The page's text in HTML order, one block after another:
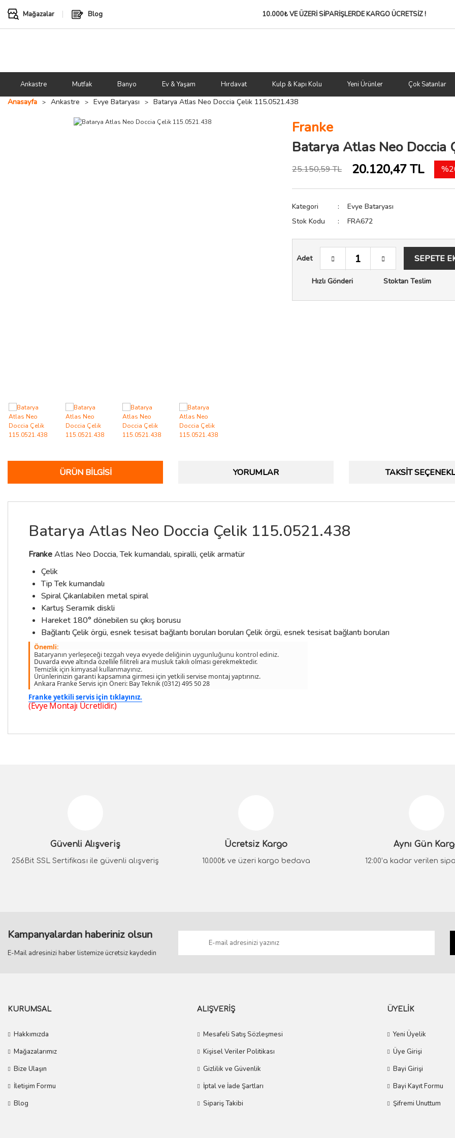
Mağazalar Blog 10.000₺ VE ÜZERİ SİPARİŞLERDEKARGO ÜCRETSİZ !
Ankastre Mutfak Banyo Ev & Yaşam Hırdavat Kulp & Kapı Kolu Yeni Ürünler Çok Satanlar
Anasayfa
Ankastre Evye Bataryası Batarya Atlas Neo Doccia Çelik 115.0521.438
Franke
Batarya Atlas Neo Doccia
25.150,59 TL 20.120,47 TL
Kategori
Evye Bataryası
Stok Kodu
FRA672
Adet SEPETE
Hızlı Gönderi Stoktan Teslim
ÜRÜN BILGISI YORUMLAR TAKSIT
Batarya Atlas Neo Doccia Çelik 115.0521.438
FrankeAtlas Neo Doccia, Tek kumandalı, spiralli, çelik armatür
Çelik
Tip Tek kumandalı
Spiral Çıkarılabilen metal spiral
Kartuş Seramik diskli
Hareket 180° dönebilen su çıkış borusu
Bağlantı Çelik örgü, esnek tesisat bağlantı boruları boruları Çelik örgü, esnek tesisat bağlantı boruları
Önemli:
Bataryanın yerleşeceği tezgah veya evyede deliğinin uygunluğunu kontrol ediniz.
Duvarda evye altında özellile filitreli ara musluk takılı olması gerekmektedir.
Temizlik için kimyasal kullanmayınız.
Ürünlerinizin garanti kapsamına girmesi için yetkili servise montaj yaptırınız.
Ankara Franke Servis için Öneri: Bay Teknik (0312) 495 50 28
Franke yetkili servis için tıklayınız.
(Evye Montajı Ücretlidir.)
Ürün bilgilerinde hatalar bulunuyor.
Ürün fiyatı diğer sitelerden daha pahalı.
Güvenli Alışveriş
256Bit SSL Sertifikası ile güvenli alışveriş
Ücretsiz Kargo
10.000₺ ve üzeri kargo bedava
Aynı Gün
12:00’a kadar verilen
Kampanyalardan haberiniz olsun
E-Mail adresinizi haber listemize ücretsiz kaydedin
KURUMSAL
Hakkımızda
Mağazalarımız
Bize Ulaşın
İletişim Formu
Blog
ALIŞVERİŞ
Mesafeli Satış Sözleşmesi
Kişisel Veriler Politikası
Gizlilik ve Güvenlik
İptal ve İade Şartları
Sipariş Takibi
ÜYELİK
Yeni Üyelik
Üye Girişi
Bayi Girişi
Bayi Kayıt Formu
Şifremi Unuttum